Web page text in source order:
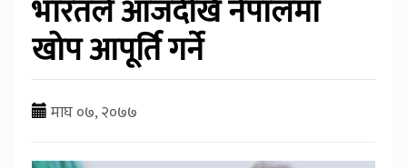
भारतले आजदेखि नेपालमा
खोप आपूर्ति गर्ने
माघ ०७, २०७७